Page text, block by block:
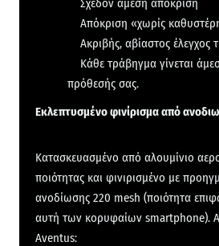
Απόκριση «χωρίς
Ακριβής, αβίαστος έλεγχος
Κάθε τράβηγμα γίνεται
πρόθεσής σας.
Εκλεπτυσμένο φινίρισμα από
Κατασκευασμένο από αλουμίνιο
ποιότητας και φινιρισμένο με
ανοδίωσης 220 mesh (ποιότητα
αυτή των κορυφαίων smartphone).
Aventus: